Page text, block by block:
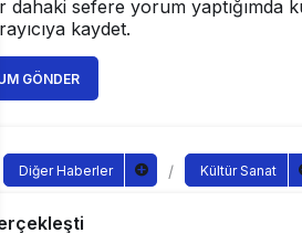
dahaki sefere yorum yaptığımda
kaydet.
GÖNDER
Diğer Haberler Kültür Sanat